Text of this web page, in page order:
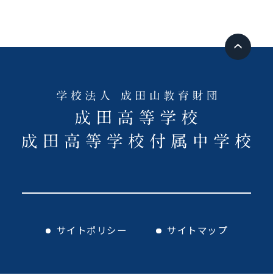
サイトポリシー サイトマップ